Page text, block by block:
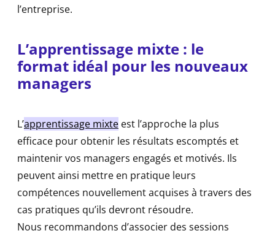
l’entreprise.
L’apprentissage mixte : le
format idéal pour les nouveaux
managers
L’apprentissage mixte est l’approche la plus
efficace pour obtenir les résultats escomptés et
maintenir vos managers engagés et motivés. Ils
peuvent ainsi mettre en pratique leurs
compétences nouvellement acquises à travers des
cas pratiques qu’ils devront résoudre.
Nous recommandons d’associer des sessions